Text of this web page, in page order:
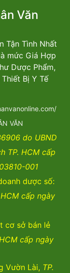
Văn
Tận Tình Nhất
mức Giá Hợp
Dược Phẩm,
Bị Y Tế
VĂN
do UBND
TP. HCM cấp
001
dược số:
cấp ngày
cơ sở bán lẻ
cấp ngày
Vườn Lài, TP.